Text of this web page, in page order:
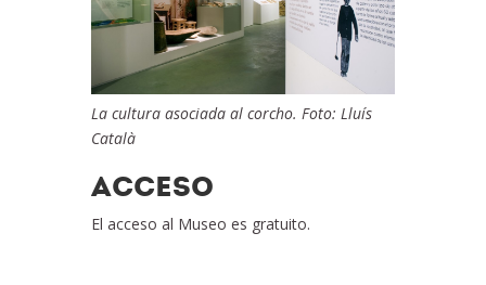
La cultura asociada al corcho. Foto: Lluís
Català
ACCESO
El acceso al Museo es gratuito.